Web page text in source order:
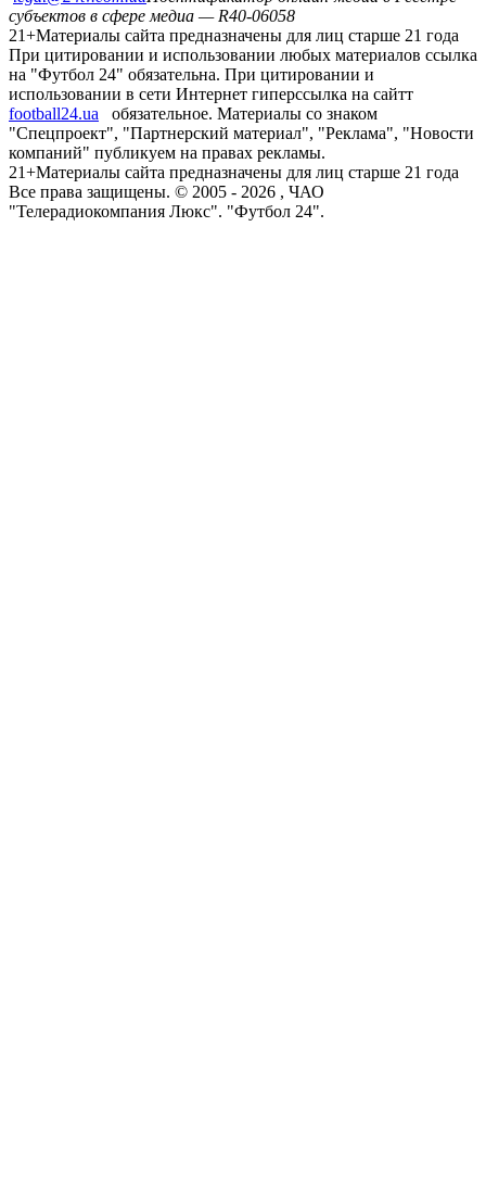
субъектов в сфере медиа — R40-06058
21+Материалы сайта предназначены для лиц старше 21 года
При цитировании и использовании любых материалов ссылка
на "Футбол 24" обязательна. При цитировании и
использовании в сети Интернет гиперссылка на сайтт
football24.ua
обязательное. Материалы со знаком
"Спецпроект", "Партнерский материал", "Реклама", "Новости
компаний" публикуем на правах рекламы.
21+Материалы сайта предназначены для лиц старше 21 года
Все права защищены. © 2005 - 2026 , ЧАО
"Телерадиокомпания Люкс". "Футбол 24".